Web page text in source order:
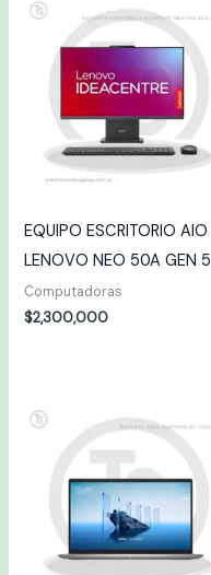
EQUIPO ESCRITORIO AIO
LENOVO NEO 50A GEN 5
Computadoras
$2,300,000